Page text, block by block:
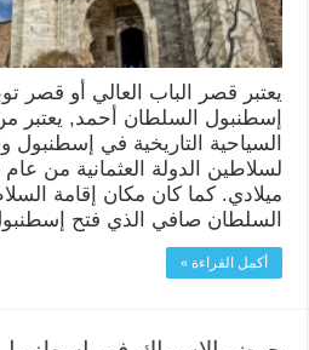
يعتبر قصر الباب العالي أو قصر
إسطنبول السلطان أحمد, يعتبر
السياحية التاريخية في
ميلادي. كما كان مكان إقامة
السلطان صافي الذي فتح
أكمل القراءة »